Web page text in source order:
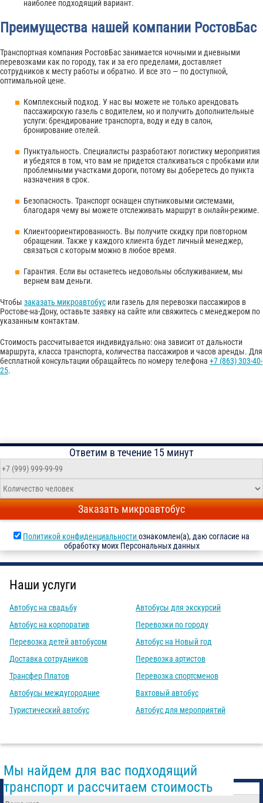
наиболее подходящий вариант.
Преимущества нашей компании РостовБас
Транспортная компания РостовБас занимается ночными и дневными
перевозками как по городу, так и за его пределами, доставляет
сотрудников к месту работы и обратно. И все это — по доступной,
оптимальной цене.
Комплексный подход. У нас вы можете не только арендовать
пассажирскую газель с водителем, но и получить дополнительные
услуги: брендирование транспорта, воду и еду в салон,
бронирование отелей.
Пунктуальность. Специалисты разработают логистику мероприятия
и убедятся в том, что вам не придется сталкиваться с пробками или
проблемными участками дороги, потому вы доберетесь до пункта
назначения в срок.
Безопасность. Транспорт оснащен спутниковыми системами,
благодаря чему вы можете отслеживать маршрут в онлайн-режиме.
Клиентоориентированность. Вы получите скидку при повторном
обращении. Также у каждого клиента будет личный менеджер,
связаться с которым можно в любое время.
Гарантия. Если вы останетесь недовольны обслуживанием, мы
вернем вам деньги.
Чтобы заказать микроавтобус или газель для перевозки пассажиров в
Ростове-на-Дону, оставьте заявку на сайте или свяжитесь с менеджером по
указанным контактам.
Стоимость рассчитывается индивидуально: она зависит от дальности
маршрута, класса транспорта, количества пассажиров и часов аренды. Для
бесплатной консультации обращайтесь по номеру телефона +7 (863) 303-40-
25.
Ответим в течение 15 минут
Заказать микроавтобус
Политикой конфиденциальностиознакомлен(а), даю согласие на
обработку моих Персональных данных
Наши услуги
Автобус на свадьбу
Автобус на корпоратив
Перевозка детей автобусом
Доставка сотрудников
Трансфер Платов
Автобусы междугородние
Туристический автобус
Автобусы для экскурсий
Перевозки по городу
Автобус на Новый год
Перевозка артистов
Перевозка спортсменов
Вахтовый автобус
Автобус для мероприятий
Мы найдем для вас подходящий
транспорт и рассчитаем стоимость